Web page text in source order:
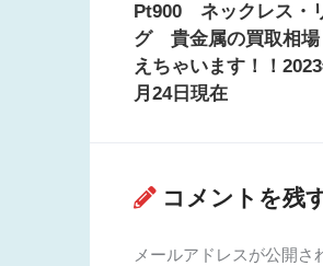
Pt900 ネックレス・
グ 貴金属の買取相
えちゃいます！！
月24日現在
コメントを残
メールアドレスが公開さ